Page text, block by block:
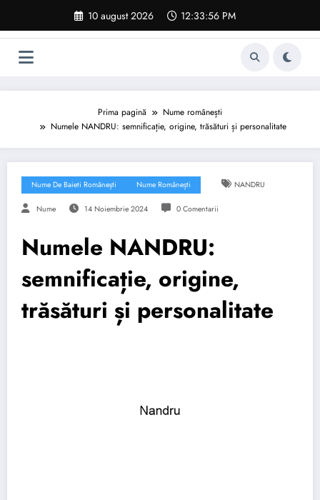
conținut
10 august 2026 12:33:57 PM
Prima pagină
Nume românești
Numele NANDRU: semnificație, origine, trăsături și personalitate
Nume De Baieti Românești Nume Românești NANDRU
Nume 14 Noiembrie 2024 0 Comentarii
Numele NANDRU:
semnificație, origine,
trăsături și personalitate